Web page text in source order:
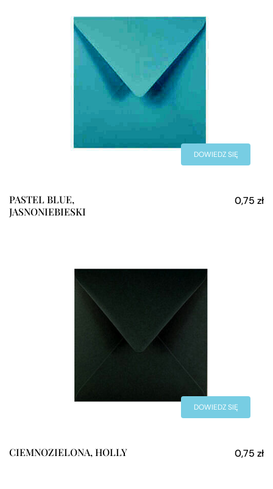
DOWIEDZ SIĘ
PASTEL BLUE,
JASNONIEBIESKI
0,75 zł
DOWIEDZ SIĘ
CIEMNOZIELONA, HOLLY 0,75 zł